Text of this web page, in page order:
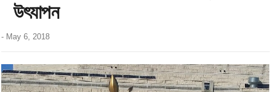
উৎযাপন
- May 6, 2018